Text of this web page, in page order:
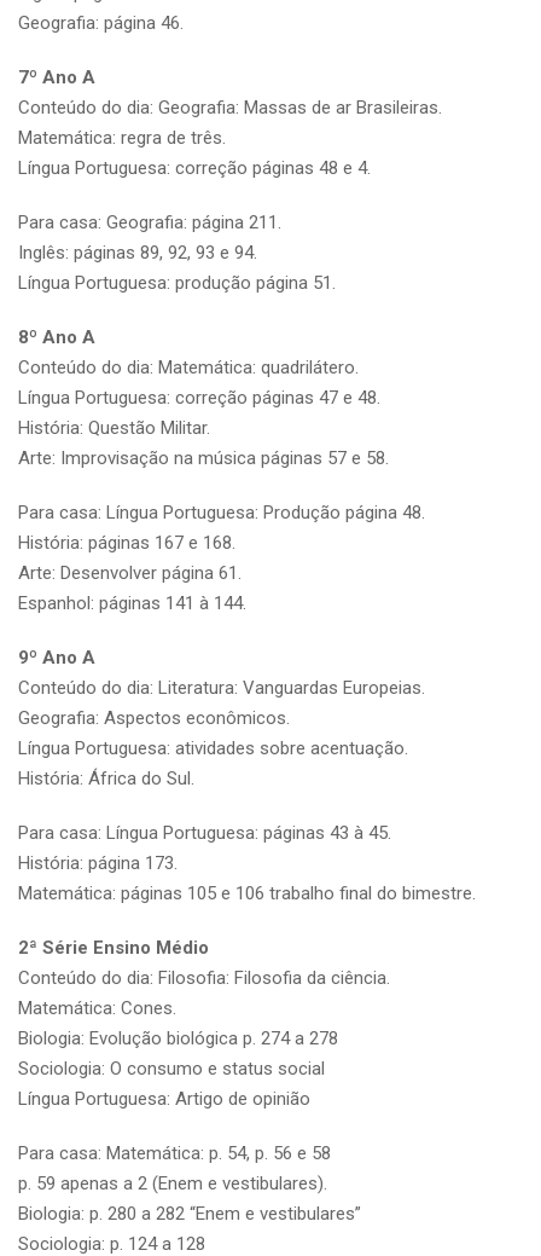
Geografia: página 46.
7º Ano A
Conteúdo do dia: Geografia: Massas de ar Brasileiras.
Matemática: regra de três.
Língua Portuguesa: correção páginas 48 e 4.
Para casa: Geografia: página 211.
Inglês: páginas 89, 92, 93 e 94.
Língua Portuguesa: produção página 51.
8º Ano A
Conteúdo do dia: Matemática: quadrilátero.
Língua Portuguesa: correção páginas 47 e 48.
História: Questão Militar.
Arte: Improvisação na música páginas 57 e 58.
Para casa: Língua Portuguesa: Produção página 48.
História: páginas 167 e 168.
Arte: Desenvolver página 61.
Espanhol: páginas 141 à 144.
9º Ano A
Conteúdo do dia: Literatura: Vanguardas Europeias.
Geografia: Aspectos econômicos.
Língua Portuguesa: atividades sobre acentuação.
História: África do Sul.
Para casa: Língua Portuguesa: páginas 43 à 45.
História: página 173.
Matemática: páginas 105 e 106 trabalho final do bimestre.
2ª Série Ensino Médio
Conteúdo do dia: Filosofia: Filosofia da ciência.
Matemática: Cones.
Biologia: Evolução biológica p. 274 a 278
Sociologia: O consumo e status social
Língua Portuguesa: Artigo de opinião
Para casa: Matemática: p. 54, p. 56 e 58
p. 59 apenas a 2 (Enem e vestibulares).
Biologia: p. 280 a 282 “Enem e vestibulares”
Sociologia: p. 124 a 128